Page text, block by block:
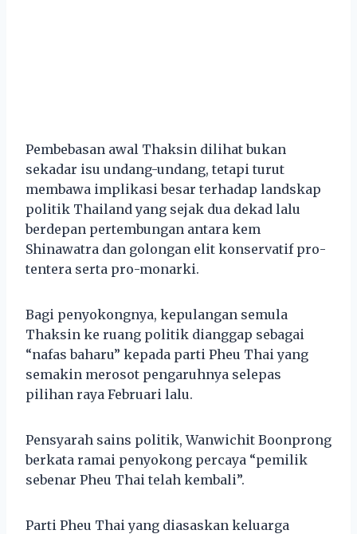
Pembebasan awal Thaksin dilihat bukan
sekadar isu undang-undang, tetapi turut
membawa implikasi besar terhadap landskap
politik Thailand yang sejak dua dekad lalu
berdepan pertembungan antara kem
Shinawatra dan golongan elit konservatif pro-
tentera serta pro-monarki.
Bagi penyokongnya, kepulangan semula
Thaksin ke ruang politik dianggap sebagai
“nafas baharu” kepada parti Pheu Thai yang
semakin merosot pengaruhnya selepas
pilihan raya Februari lalu.
Pensyarah sains politik, Wanwichit Boonprong
berkata ramai penyokong percaya “pemilik
sebenar Pheu Thai telah kembali”.
Parti Pheu Thai yang diasaskan keluarga